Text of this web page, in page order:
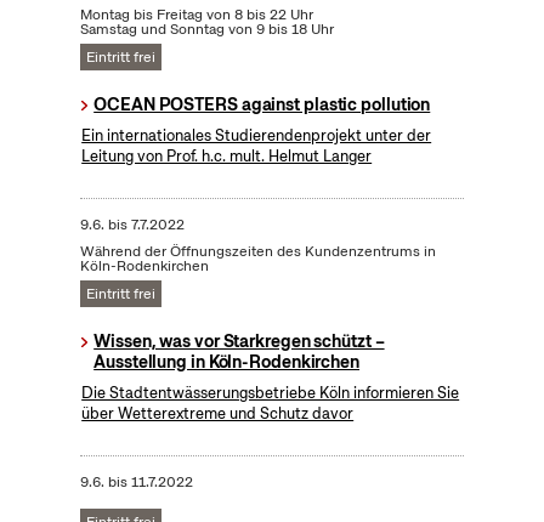
Montag bis Freitag von 8 bis 22 Uhr
Samstag und Sonntag von 9 bis 18 Uhr
Eintritt frei
OCEAN POSTERS against plastic pollution
Ein internationales Studierendenprojekt unter der
Leitung von Prof. h.c. mult. Helmut Langer
9.6. bis7.7.2022
Während der Öffnungszeiten des Kundenzentrums in
Köln-Rodenkirchen
Eintritt frei
Wissen, was vor Starkregen schützt –
Ausstellung in Köln-Rodenkirchen
Die Stadtentwässerungsbetriebe Köln informieren Sie
über Wetterextreme und Schutz davor
9.6. bis11.7.2022